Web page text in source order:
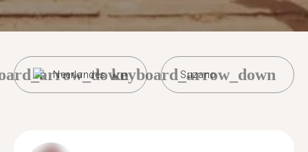
Neerlandés Suzano
keyboard_arrow_down